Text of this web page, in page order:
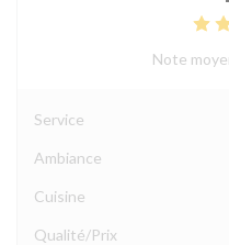
Note
Service
Ambiance
Cuisine
Qualité/Prix